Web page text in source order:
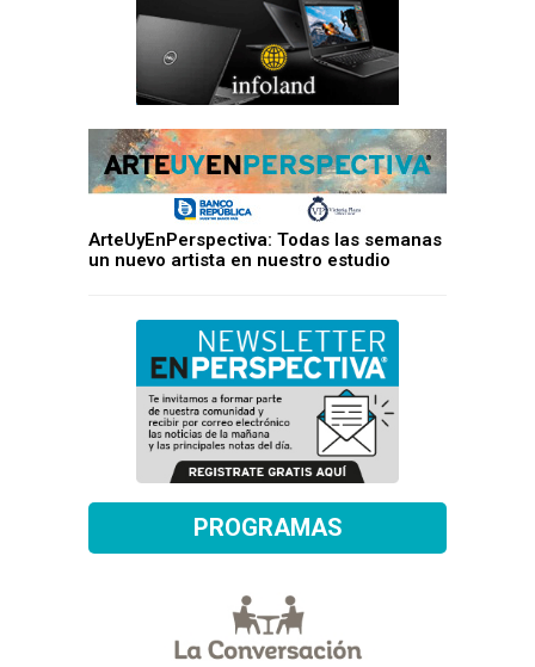
ArteUyEnPerspectiva: Todas las semanas
un nuevo artista en nuestro estudio
PROGRAMAS